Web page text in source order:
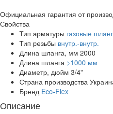
Официальная гарантия от
Свойства
Тип арматуры газовые
Тип резьбы внутр.-внутр.
Длина шланга, мм 2000
Длина шланга >1000 мм
Диаметр, дюйм 3/4"
Страна производства
Бренд Eco-Flex
Описание